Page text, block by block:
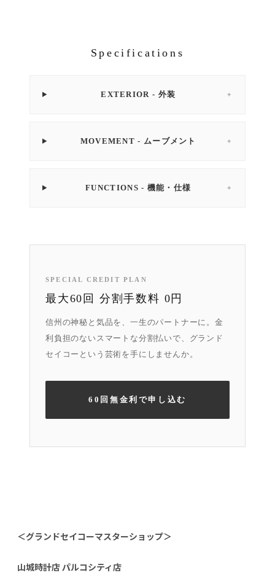
Specifications
EXTERIOR - 外装 ＋
MOVEMENT - ムーブメント ＋
FUNCTIONS - 機能・仕様 ＋
SPECIAL CREDIT PLAN
最大60回 分割手数料 0円
信州の神秘と気品を、一生のパートナーに。金
利負担のないスマートな分割払いで、グランド
セイコーという芸術を手にしませんか。
60回無金利で申し込む
＜グランドセイコーマスターショップ＞
山城時計店 パルコシティ店